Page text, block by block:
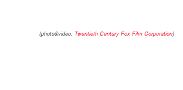
(photo&video: Twentieth Century Fox Film Corporation)